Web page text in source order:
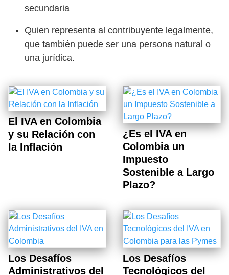
secundaria
Quien representa al contribuyente legalmente,
que también puede ser una persona natural o
una jurídica.
El IVA en Colombia
y su Relación con
la Inflación
¿Es el IVA en
Colombia un
Impuesto
Sostenible a Largo
Plazo?
Los Desafíos
Administrativos del
Los Desafíos
Tecnológicos del